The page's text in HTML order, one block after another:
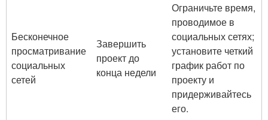
Бесконечное
просматривание
социальных
сетей
Завершить
проект до
конца недели
Ограничьте время,
проводимое в
социальных сетях;
установите четкий
график работ по
проекту и
придерживайтесь
его.